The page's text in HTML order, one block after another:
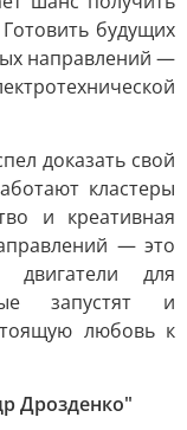
будущих
направлений —
доказать свой
кластеры
и креативная
— это
для
запустят и
любовь к
Дрозденко"